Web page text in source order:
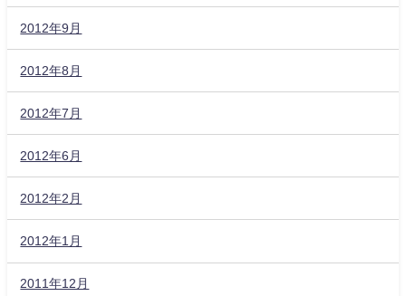
2012年9月
2012年8月
2012年7月
2012年6月
2012年2月
2012年1月
2011年12月